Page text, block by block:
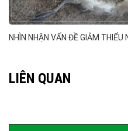
NHÌN NHẬN VẤN ĐỀ GIẢM
LIÊN QUAN